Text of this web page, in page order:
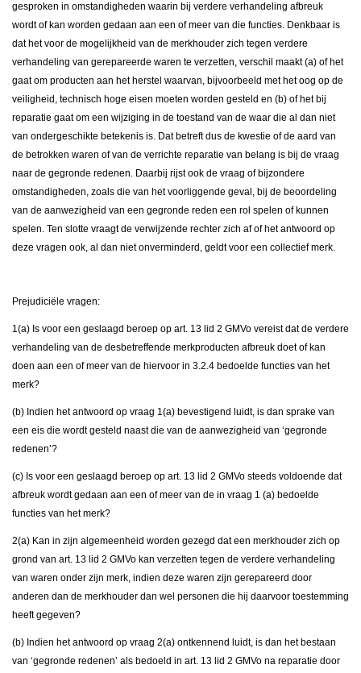
gesproken in omstandigheden waarin bij verdere verhandeling afbreuk
wordt of kan worden gedaan aan een of meer van die functies. Denkbaar is
dat het voor de mogelijkheid van de merkhouder zich tegen verdere
verhandeling van gerepareerde waren te verzetten, verschil maakt (a) of het
gaat om producten aan het herstel waarvan, bijvoorbeeld met het oog op de
veiligheid, technisch hoge eisen moeten worden gesteld en (b) of het bij
reparatie gaat om een wijziging in de toestand van de waar die al dan niet
van ondergeschikte betekenis is. Dat betreft dus de kwestie of de aard van
de betrokken waren of van de verrichte reparatie van belang is bij de vraag
naar de gegronde redenen. Daarbij rijst ook de vraag of bijzondere
omstandigheden, zoals die van het voorliggende geval, bij de beoordeling
van de aanwezigheid van een gegronde reden een rol spelen of kunnen
spelen. Ten slotte vraagt de verwijzende rechter zich af of het antwoord op
deze vragen ook, al dan niet onverminderd, geldt voor een collectief merk.
Prejudiciële vragen:
1(a) Is voor een geslaagd beroep op art. 13 lid 2 GMVo vereist dat de verdere
verhandeling van de desbetreffende merkproducten afbreuk doet of kan
doen aan een of meer van de hiervoor in 3.2.4 bedoelde functies van het
merk?
(b) Indien het antwoord op vraag 1(a) bevestigend luidt, is dan sprake van
een eis die wordt gesteld naast die van de aanwezigheid van ‘gegronde
redenen’?
(c) Is voor een geslaagd beroep op art. 13 lid 2 GMVo steeds voldoende dat
afbreuk wordt gedaan aan een of meer van de in vraag 1 (a) bedoelde
functies van het merk?
2(a) Kan in zijn algemeenheid worden gezegd dat een merkhouder zich op
grond van art. 13 lid 2 GMVo kan verzetten tegen de verdere verhandeling
van waren onder zijn merk, indien deze waren zijn gerepareerd door
anderen dan de merkhouder dan wel personen die hij daarvoor toestemming
heeft gegeven?
(b) Indien het antwoord op vraag 2(a) ontkennend luidt, is dan het bestaan
van ‘gegronde redenen’ als bedoeld in art. 13 lid 2 GMVo na reparatie door